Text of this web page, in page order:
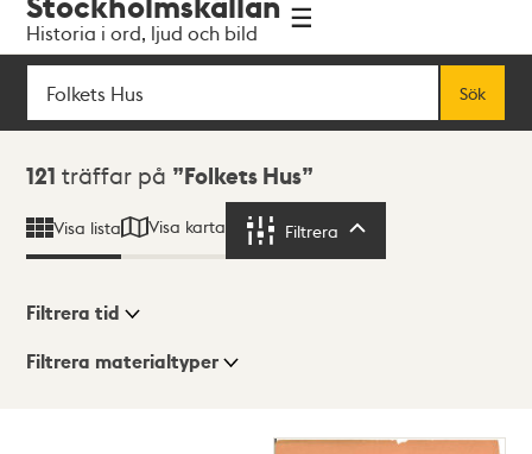
navigationen
huvudinnehållet
Historia i ord, ljud och bild
Sök
Sök
Sökresultat
121 träffar på Folkets Hus
Visa lista Visa karta Filtrera
Visningsläge
Filtrera tid
Filtrera materialtyper